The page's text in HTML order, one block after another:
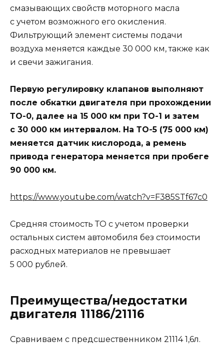
смазывающих свойств моторного масла
с учетом возможного его окисления.
Фильтрующий элемент системы подачи
воздуха меняется каждые 30 000 км, также как
и свечи зажигания.
Первую регулировку клапанов выполняют
после обкатки двигателя при прохождении
ТО-0, далее на 15 000 км при ТО-1 и затем
с 30 000 км интервалом. На ТО-5 (75 000 км)
меняется датчик кислорода, а ремень
привода генератора меняется при пробеге
90 000 км.
https://www.youtube.com/watch?v=F385STf67c0
Средняя стоимость ТО с учетом проверки
остальных систем автомобиля без стоимости
расходных материалов не превышает
5 000 рублей.
Преимущества/недостатки
двигателя 11186/21116
Сравниваем с предсшественником 21114 1,6л.